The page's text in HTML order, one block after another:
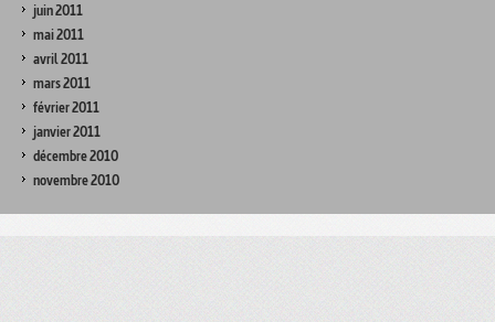
juin 2011
mai 2011
avril 2011
mars 2011
février 2011
janvier 2011
décembre 2010
novembre 2010